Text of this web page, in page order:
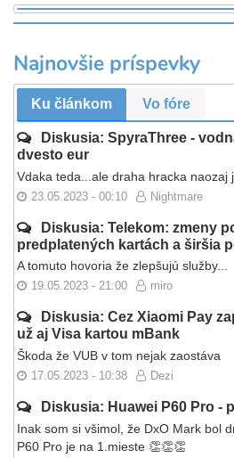
Najnovšie príspevky
Ku článkom Vo fóre
Diskusia: SpyraThree -
dvesto eur
Vdaka teda...ale draha hracka naozaj
23.05.2023 - 00:10 Nightmare
Diskusia: Telekom: zmeny
predplatených kartách a širšia
A tomuto hovoria že zlepšujú služby...
19.05.2023 - 21:00 miro
Diskusia: Cez Xiaomi Pay
už aj Visa kartou mBank
Škoda že VUB v tom nejak zaostáva
17.05.2023 - 10:38 Dezi
Diskusia: Huawei P60 Pro -
Inak som si všimol, že DxO Mark bol
P60 Pro je na 1.mieste 👏👏👏